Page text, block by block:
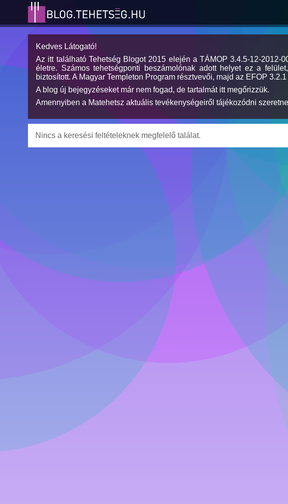
Kedves Látogató!
Az itt található Tehetség Blogot 2015 elején a TÁMOP 3.4.5-12-2012-
életre. Számos tehetségponti beszámolónak adott helyet ez a
biztosított. A Magyar Templeton Program résztvevői, majd az EFOP
A blog új bejegyzéseket már nem fogad, de tartalmát itt megőrizzük.
Amennyiben a Matehetsz aktuális tevékenységeiről tájékozódni
Nincs a keresési feltételeknek megfelelő találat.